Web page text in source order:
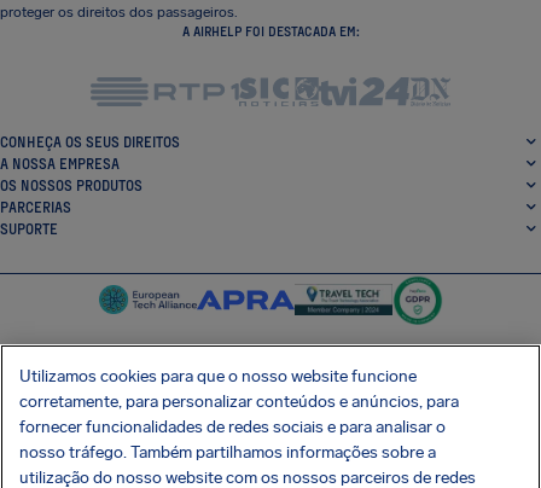
proteger os direitos dos passageiros.
A AIRHELP FOI DESTACADA EM:
CONHEÇA OS SEUS DIREITOS
A NOSSA EMPRESA
OS NOSSOS PRODUTOS
PARCERIAS
SUPORTE
SocialFacebook
SocialTwitter
SocialInstagram
SocialLinkedin
OBTENHA A NOSSA APLICAÇÃO GRATUITA
Utilizamos cookies para que o nosso website funcione
corretamente, para personalizar conteúdos e anúncios, para
fornecer funcionalidades de redes sociais e para analisar o
nosso tráfego. Também partilhamos informações sobre a
utilização do nosso website com os nossos parceiros de redes